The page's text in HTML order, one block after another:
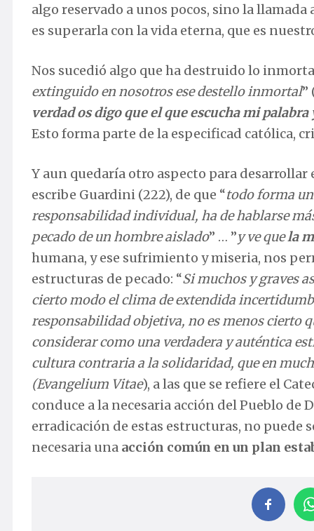
algo reservado a unos pocos, sino la
es superarla con la vida eterna, que es
Nos sucedió algo que ha destruido lo
extinguido en nosotros ese destello inmortal”
verdad os digo que el que escucha mi
Esto forma parte de la especificad católica,
Y aun quedaría otro aspecto para
escribe Guardini (222), de que “todo forma
responsabilidad individual, ha de hablarse
pecado de un hombre aislado” … ”y ve quela
humana, y ese sufrimiento y miseria, nos
estructuras de pecado: “Si muchos y graves
cierto modo el clima de extendida
responsabilidad objetiva, no es menos cierto
considerar como una verdadera y auténtica
cultura contraria a la solidaridad, que en
(Evangelium Vitae), a las que se refiere el
conduce a la necesaria acción del Pueblo
erradicación de estas estructuras, no puede
necesaria una acción común en un plan